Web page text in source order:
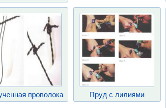
проволока Пруд с лилиями